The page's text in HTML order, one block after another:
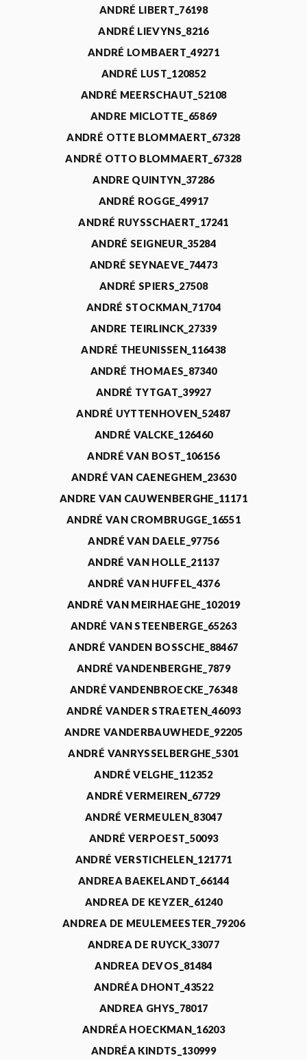
ANDRÉ LIBERT_76198
ANDRÉ LIEVYNS_8216
ANDRÉ LOMBAERT_49271
ANDRÉ LUST_120852
ANDRÉ MEERSCHAUT_52108
ANDRE MICLOTTE_65869
ANDRÉ OTTE BLOMMAERT_67328
ANDRÉ OTTO BLOMMAERT_67328
ANDRE QUINTYN_37286
ANDRÉ ROGGE_49917
ANDRÉ RUYSSCHAERT_17241
ANDRÉ SEIGNEUR_35284
ANDRÉ SEYNAEVE_74473
ANDRÉ SPIERS_27508
ANDRÉ STOCKMAN_71704
ANDRE TEIRLINCK_27339
ANDRÉ THEUNISSEN_116438
ANDRÉ THOMAES_87340
ANDRÉ TYTGAT_39927
ANDRÉ UYTTENHOVEN_52487
ANDRÉ VALCKE_126460
ANDRÉ VAN BOST_106156
ANDRÉ VAN CAENEGHEM_23630
ANDRE VAN CAUWENBERGHE_11171
ANDRÉ VAN CROMBRUGGE_16551
ANDRÉ VAN DAELE_97756
ANDRÉ VAN HOLLE_21137
ANDRÉ VAN HUFFEL_4376
ANDRÉ VAN MEIRHAEGHE_102019
ANDRÉ VAN STEENBERGE_65263
ANDRÉ VANDEN BOSSCHE_88467
ANDRÉ VANDENBERGHE_7879
ANDRÉ VANDENBROECKE_76348
ANDRÉ VANDER STRAETEN_46093
ANDRE VANDERBAUWHEDE_92205
ANDRÉ VANRYSSELBERGHE_5301
ANDRÉ VELGHE_112352
ANDRÉ VERMEIREN_67729
ANDRÉ VERMEULEN_83047
ANDRÉ VERPOEST_50093
ANDRÉ VERSTICHELEN_121771
ANDREA BAEKELANDT_66144
ANDREA DE KEYZER_61240
ANDREA DE MEULEMEESTER_79206
ANDREA DE RUYCK_33077
ANDREA DEVOS_81484
ANDRÉA DHONT_43522
ANDREA GHYS_78017
ANDRÉA HOECKMAN_16203
ANDRÉA KINDTS_130999